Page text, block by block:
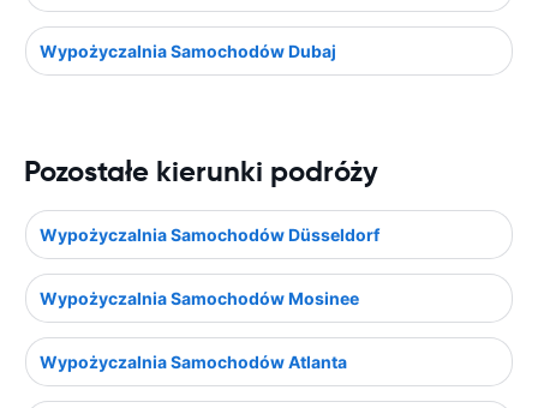
Wypożyczalnia Samochodów Dubaj
Pozostałe kierunki podróży
Wypożyczalnia Samochodów Düsseldorf
Wypożyczalnia Samochodów Mosinee
Wypożyczalnia Samochodów Atlanta